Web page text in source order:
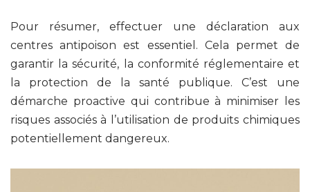
Pour résumer, effectuer une déclaration aux
centres antipoison est essentiel. Cela permet de
garantir la sécurité, la conformité réglementaire et
la protection de la santé publique. C’est une
démarche proactive qui contribue à minimiser les
risques associés à l’utilisation de produits chimiques
potentiellement dangereux.